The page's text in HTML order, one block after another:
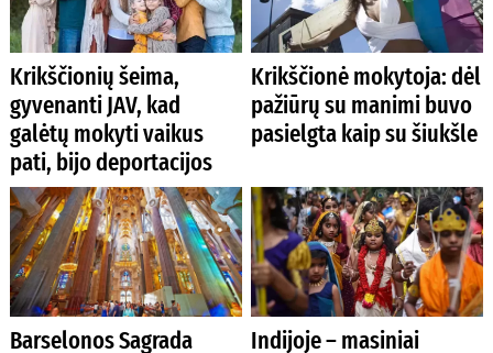
Krikščionių šeima,
gyvenanti JAV, kad
galėtų mokyti vaikus
pati, bijo deportacijos
Krikščionė mokytoja: dėl
pažiūrų su manimi buvo
pasielgta kaip su šiukšle
Barselonos Sagrada
Indijoje – masiniai